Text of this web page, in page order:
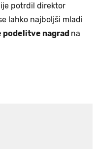
potrdil direktor
lahko najboljši mladi
podelitve nagrad na